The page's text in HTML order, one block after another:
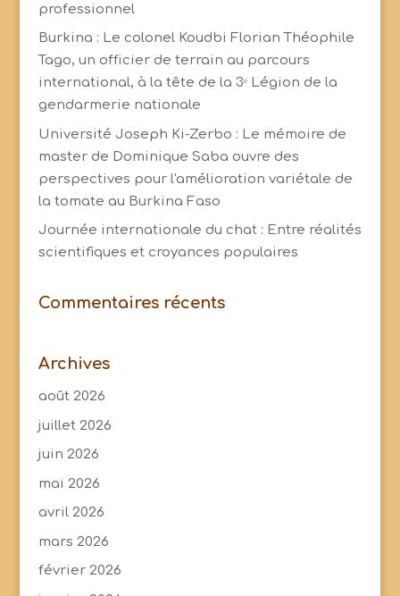
professionnel
Burkina : Le colonel Koudbi Florian Théophile
Tago, un officier de terrain au parcours
international, à la tête de la 3ᵉ Légion de la
gendarmerie nationale
Université Joseph Ki-Zerbo : Le mémoire de
master de Dominique Saba ouvre des
perspectives pour l'amélioration variétale de
la tomate au Burkina Faso
Journée internationale du chat : Entre réalités
scientifiques et croyances populaires
Commentaires récents
Archives
août 2026
juillet 2026
juin 2026
mai 2026
avril 2026
mars 2026
février 2026